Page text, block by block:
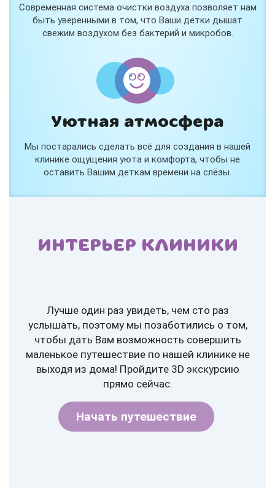
Современная система очистки воздуха позволяет нам
быть уверенными в том, что Ваши детки дышат
свежим воздухом без бактерий и микробов.
Уютная атмосфера
Мы постарались сделать всё для создания в нашей
клинике ощущения уюта и комфорта, чтобы не
оставить Вашим деткам времени на слёзы.
ИНТЕРЬЕР КЛИНИКИ
Лучше один раз увидеть, чем сто раз
услышать, поэтому мы позаботились о том,
чтобы дать Вам возможность совершить
маленькое путешествие по нашей клинике не
выходя из дома! Пройдите 3D экскурсию
прямо сейчас.
Начать путешествие